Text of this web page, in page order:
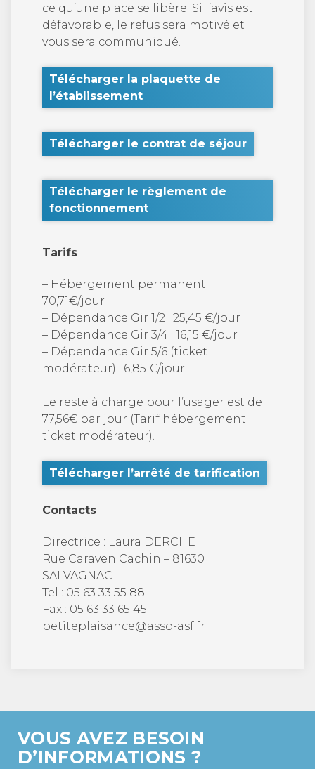
ce qu’une place se libère. Si l’avis est
défavorable, le refus sera motivé et
vous sera communiqué.
Télécharger la plaquette de
l’établissement
Télécharger le contrat de séjour
Télécharger le règlement de
fonctionnement
Tarifs
– Hébergement permanent :
70,71€/jour
– Dépendance Gir 1/2 : 25,45 €/jour
– Dépendance Gir 3/4 : 16,15 €/jour
– Dépendance Gir 5/6 (ticket
modérateur) : 6,85 €/jour
Le reste à charge pour l’usager est de
77,56€ par jour (Tarif hébergement +
ticket modérateur).
Télécharger l’arrêté de tarification
Contacts
Directrice : Laura DERCHE
Rue Caraven Cachin – 81630
SALVAGNAC
Tel : 05 63 33 55 88
Fax : 05 63 33 65 45
petiteplaisance@asso-asf.fr
VOUS AVEZ BESOIN
D’INFORMATIONS ?